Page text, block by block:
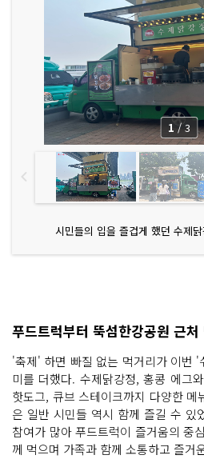
시민들의 입을 즐겁게 했던 수제
1 / 3
푸드트럭부터 뚝섬한강공원 근
'축제' 하면 빠질 없는 먹거리가 이번
미를 더했다. 수제닭강정, 홍콩 에그
핫도그, 큐브 스테이크까지 다양한 메
은 일반 시민들 역시 함께 즐길 수 있
참여가 많아 푸드트럭이 즐거움의 중
께 먹으며 가족과 함께 소통하고 즐거